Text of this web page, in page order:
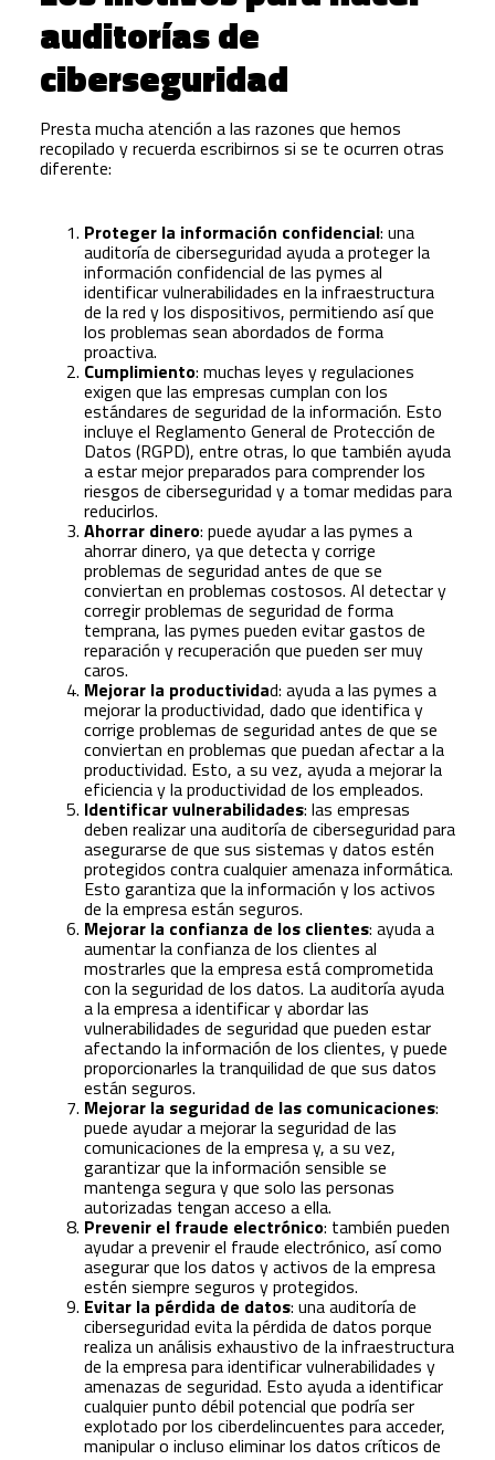
auditorías de
ciberseguridad
Presta mucha atención a las razones que hemos
recopilado y recuerda escribirnos si se te ocurren otras
diferente:
Proteger la información confidencial: una
auditoría de ciberseguridad ayuda a proteger la
información confidencial de las pymes al
identificar vulnerabilidades en la infraestructura
de la red y los dispositivos, permitiendo así que
los problemas sean abordados de forma
proactiva.
Cumplimiento: muchas leyes y regulaciones
exigen que las empresas cumplan con los
estándares de seguridad de la información. Esto
incluye el Reglamento General de Protección de
Datos (RGPD), entre otras, lo que también ayuda
a estar mejor preparados para comprender los
riesgos de ciberseguridad y a tomar medidas para
reducirlos.
Ahorrar dinero: puede ayudar a las pymes a
ahorrar dinero, ya que detecta y corrige
problemas de seguridad antes de que se
conviertan en problemas costosos. Al detectar y
corregir problemas de seguridad de forma
temprana, las pymes pueden evitar gastos de
reparación y recuperación que pueden ser muy
caros.
Mejorar la productividad: ayuda a las pymes a
mejorar la productividad, dado que identifica y
corrige problemas de seguridad antes de que se
conviertan en problemas que puedan afectar a la
productividad. Esto, a su vez, ayuda a mejorar la
eficiencia y la productividad de los empleados.
Identificar vulnerabilidades: las empresas
deben realizar una auditoría de ciberseguridad para
asegurarse de que sus sistemas y datos estén
protegidos contra cualquier amenaza informática.
Esto garantiza que la información y los activos
de la empresa están seguros.
Mejorar la confianza de los clientes: ayuda a
aumentar la confianza de los clientes al
mostrarles que la empresa está comprometida
con la seguridad de los datos. La auditoría ayuda
a la empresa a identificar y abordar las
vulnerabilidades de seguridad que pueden estar
afectando la información de los clientes, y puede
proporcionarles la tranquilidad de que sus datos
están seguros.
Mejorar la seguridad de las comunicaciones:
puede ayudar a mejorar la seguridad de las
comunicaciones de la empresa y, a su vez,
garantizar que la información sensible se
mantenga segura y que solo las personas
autorizadas tengan acceso a ella.
Prevenir el fraude electrónico: también pueden
ayudar a prevenir el fraude electrónico, así como
asegurar que los datos y activos de la empresa
estén siempre seguros y protegidos.
Evitar la pérdida de datos: una auditoría de
ciberseguridad evita la pérdida de datos porque
realiza un análisis exhaustivo de la infraestructura
de la empresa para identificar vulnerabilidades y
amenazas de seguridad. Esto ayuda a identificar
cualquier punto débil potencial que podría ser
explotado por los ciberdelincuentes para acceder,
manipular o incluso eliminar los datos críticos de